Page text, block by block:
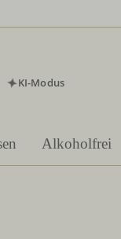
KI-Modus
Alkoholfrei